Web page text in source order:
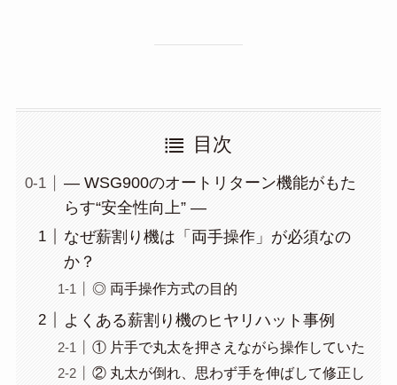
目次
― WSG900のオートリターン機能がもた
らす“安全性向上” ―
なぜ薪割り機は「両手操作」が必須なの
か？
◎ 両手操作方式の目的
よくある薪割り機のヒヤリハット事例
① 片手で丸太を押さえながら操作していた
② 丸太が倒れ、思わず手を伸ばして修正し